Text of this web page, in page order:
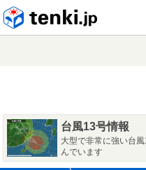
台風13号情報
大型で非常に強い台
んでいます